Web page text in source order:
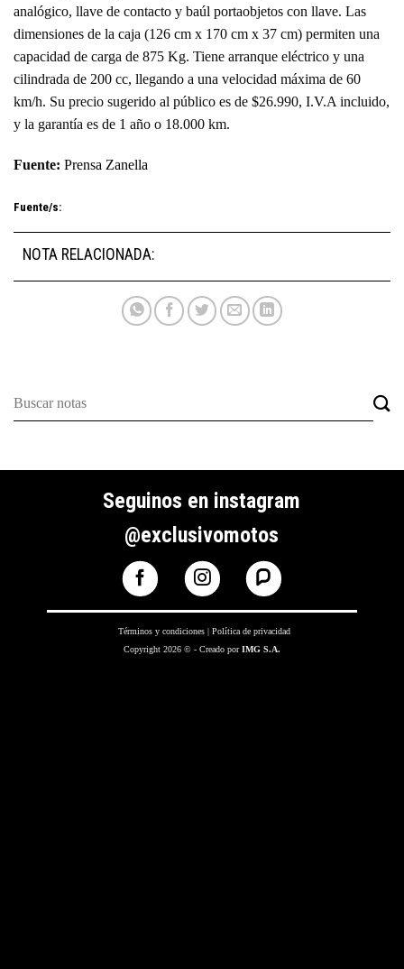
analógico, llave de contacto y baúl portaobjetos con llave. Las
dimensiones de la caja (126 cm x 170 cm x 37 cm) permiten una
capacidad de carga de 875 Kg. Tiene arranque eléctrico y una
cilindrada de 200 cc, llegando a una velocidad máxima de 60
km/h. Su precio sugerido al público es de $26.990, I.V.A incluido,
y la garantía es de 1 año o 18.000 km.
Fuente: Prensa Zanella
Fuente/s:
NOTA RELACIONADA:
Seguinos en instagram
@exclusivomotos
Términos y condiciones |Política de privacidad
Copyright 2026 © - Creado porIMG S.A.